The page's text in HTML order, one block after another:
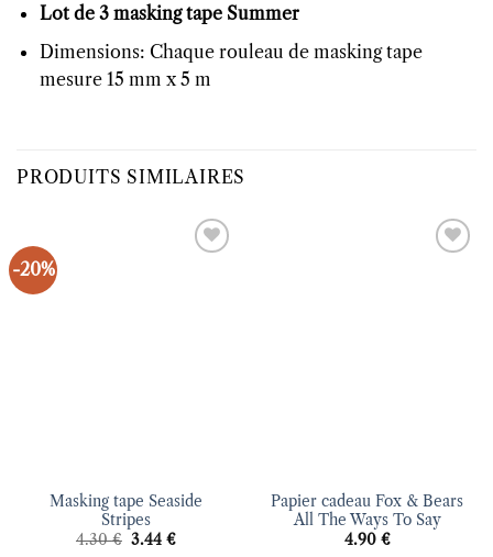
Lot de 3 masking tape Summer
Dimensions: Chaque rouleau de masking tape
mesure 15 mm x 5 m
PRODUITS SIMILAIRES
-20%
Masking tape Seaside
Stripes
4.30€ Le
3.44€Le
Papier cadeau Fox & Bears
All The Ways To Say
4.90 €